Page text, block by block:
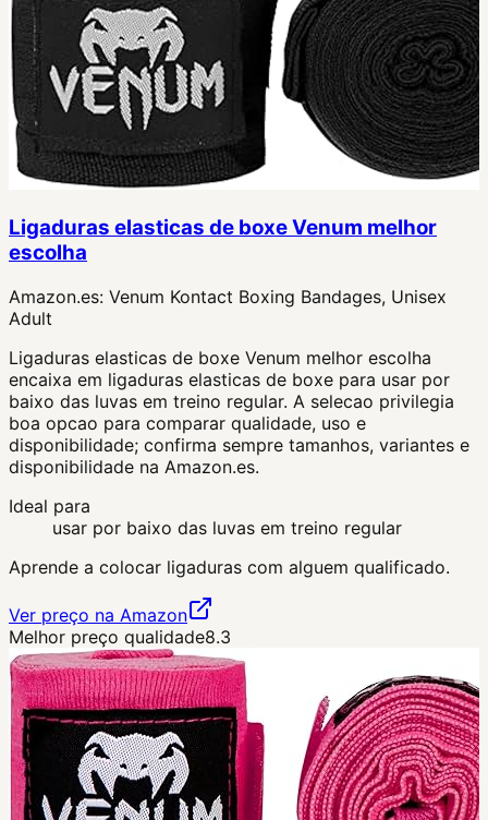
Ligaduras elasticas de boxe Venum melhor
escolha
Amazon.es: Venum Kontact Boxing Bandages, Unisex
Adult
Ligaduras elasticas de boxe Venum melhor escolha
encaixa em ligaduras elasticas de boxe para usar por
baixo das luvas em treino regular. A selecao privilegia
boa opcao para comparar qualidade, uso e
disponibilidade; confirma sempre tamanhos, variantes e
disponibilidade na Amazon.es.
Ideal para
usar por baixo das luvas em treino regular
Aprende a colocar ligaduras com alguem qualificado.
Ver preço na Amazon
Melhor preço qualidade8.3